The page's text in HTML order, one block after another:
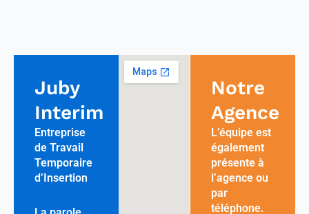
Juby
Interim
Entreprise
de Travail
Temporaire
d’Insertion
Notre
Agence
L’équipe est
également
présente à
l’agence ou
par
téléphone.